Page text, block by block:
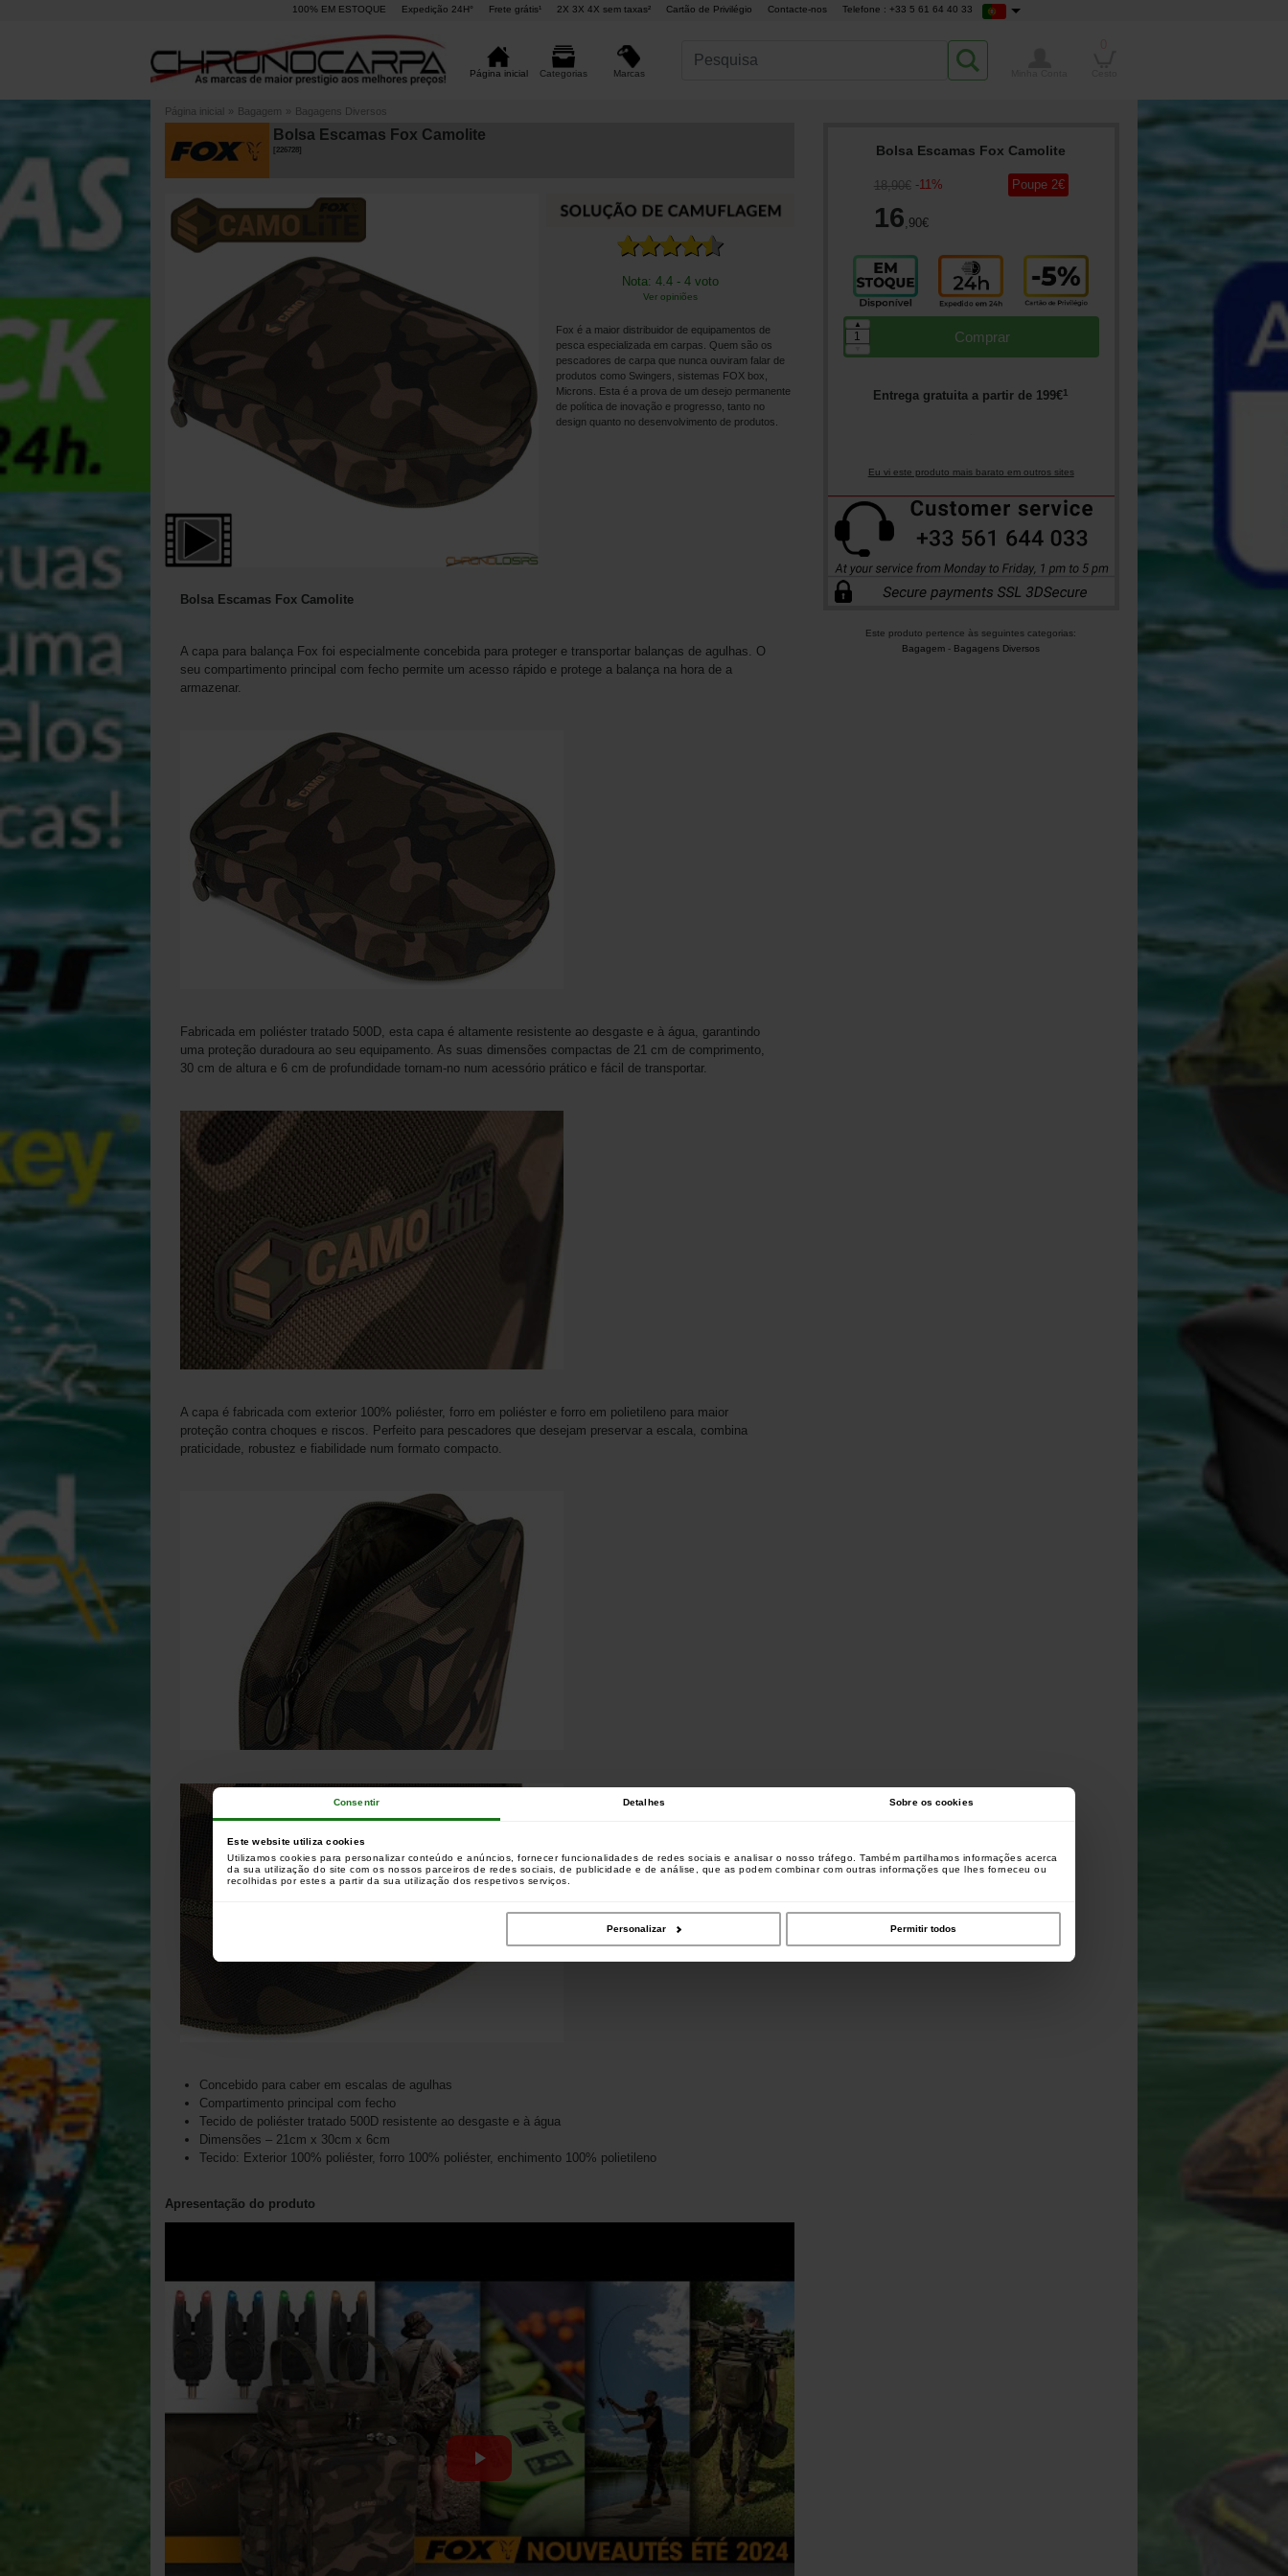
Consentir Detalhes Sobre os cookies
Este website utiliza cookies
Utilizamos cookies para personalizar conteúdo e anúncios, fornecer funcionalidades de redes sociais e analisar o nosso tráfego. Também partilhamos informações acerca
da sua utilização do site com os nossos parceiros de redes sociais, de publicidade e de análise, que as podem combinar com outras informações que lhes forneceu ou
recolhidas por estes a partir da sua utilização dos respetivos serviços.
Personalizar Permitir todos
100% EM ESTOQUE Expedição 24H° Frete grátis¹ 2X 3X 4X sem taxas² Cartão de Privilégio Contacte-nos Telefone : +33 5 61 64 40 33
Página inicial Categorias Marcas
Página inicial » Bagagem » Bagagens Diversos
Bolsa Escamas Fox Camolite
226728]
Nota: 4.4 - 4 voto
Ver opiniões
Fox é a maior distribuidor de equipamentos de
pesca especializada em carpas. Quem são os
pescadores de carpa que nunca ouviram falar de
produtos como Swingers, sistemas FOX box,
Microns. Esta é a prova de um desejo permanente
de política de inovação e progresso, tanto no
design quanto no desenvolvimento de produtos.
Bolsa Escamas Fox Camolite
18,90€ -11%
16,90€
Poupe 2€
Comprar
▲
Entrega gratuita a partir de 199€1
Eu vi este produto mais barato em outros sites
Este produto pertence às seguintes categorias:
Bagagem - Bagagens Diversos
Bolsa Escamas Fox Camolite
A capa para balança Fox foi especialmente concebida para proteger e transportar balanças de agulhas. O
seu compartimento principal com fecho permite um acesso rápido e protege a balança na hora de a
armazenar.
Fabricada em poliéster tratado 500D, esta capa é altamente resistente ao desgaste e à água, garantindo
uma proteção duradoura ao seu equipamento. As suas dimensões compactas de 21 cm de comprimento,
30 cm de altura e 6 cm de profundidade tornam-no num acessório prático e fácil de transportar.
A capa é fabricada com exterior 100% poliéster, forro em poliéster e forro em polietileno para maior
proteção contra choques e riscos. Perfeito para pescadores que desejam preservar a escala, combina
praticidade, robustez e fiabilidade num formato compacto.
Concebido para caber em escalas de agulhas
Compartimento principal com fecho
Tecido de poliéster tratado 500D resistente ao desgaste e à água
Dimensões – 21cm x 30cm x 6cm
Tecido: Exterior 100% poliéster, forro 100% poliéster, enchimento 100% polietileno
Apresentação do produto